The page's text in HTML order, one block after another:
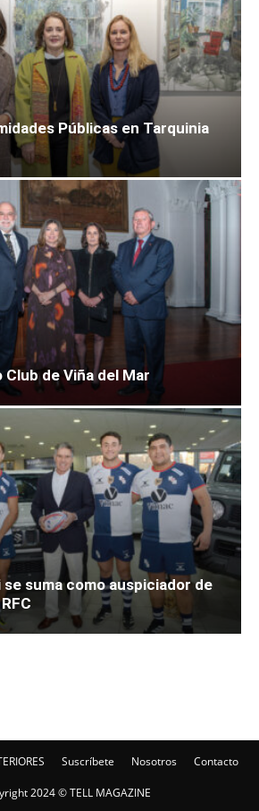
Públicas en Tarquinia
de Viña del Mar
suma como auspiciador de
Suscríbete Nosotros Contacto
2024 © TELL MAGAZINE